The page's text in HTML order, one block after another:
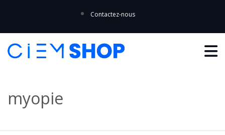
Contactez-nous
myopie